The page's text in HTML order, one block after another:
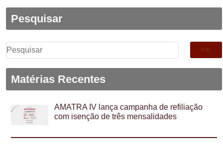
Pesquisar
Pesquisar
por:
Matérias Recentes
AMATRA IV lança campanha de refiliação
com isenção de três mensalidades